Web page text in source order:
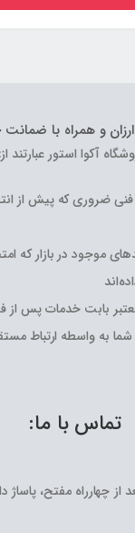
و همراه با ضمانت
آکوا استور عبارتند از:
فنی ضروری که پیش از
موجود در بازار که
بابت خدمات پس از
واسطه ارتباط مستقیم
تماس با ما:
از چهارراه مفتح،